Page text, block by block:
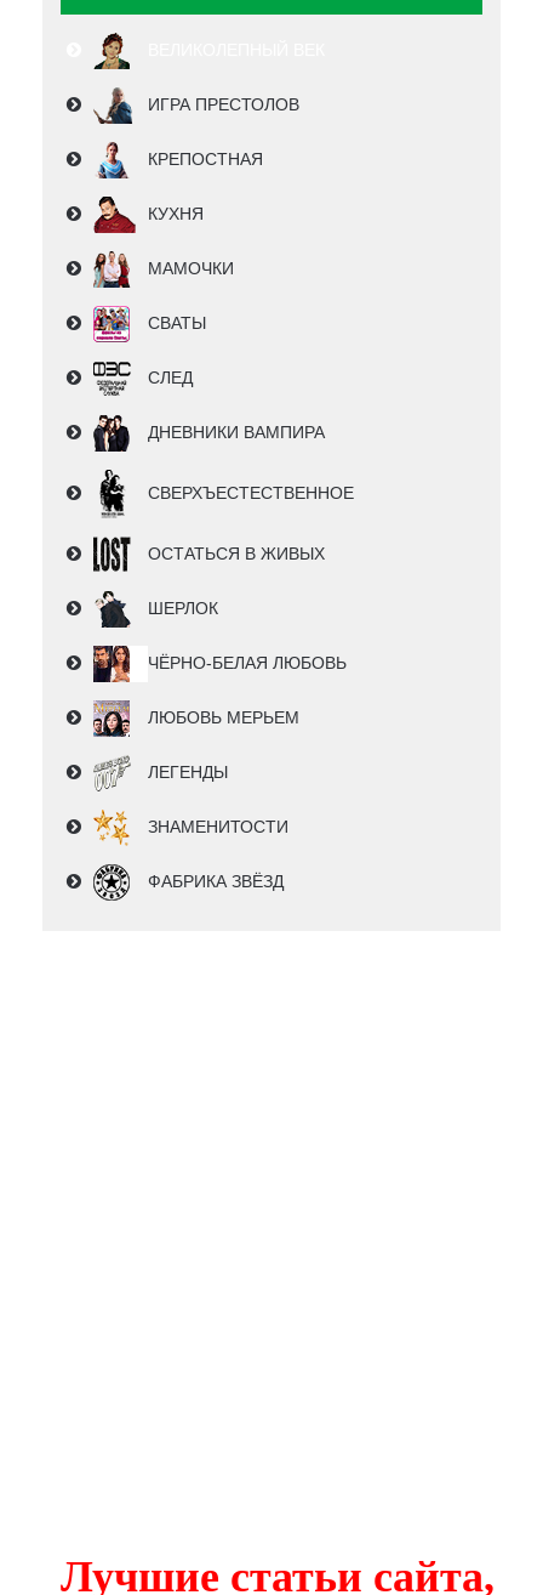
ИГРА ПРЕСТОЛОВ
КРЕПОСТНАЯ
КУХНЯ
МАМОЧКИ
СВАТЫ
СЛЕД
ДНЕВНИКИ ВАМПИРА
СВЕРХЪЕСТЕСТВЕННОЕ
ОСТАТЬСЯ В ЖИВЫХ
ШЕРЛОК
ЧЁРНО-БЕЛАЯ ЛЮБОВЬ
ЛЮБОВЬ МЕРЬЕМ
ЛЕГЕНДЫ
ЗНАМЕНИТОСТИ
ФАБРИКА ЗВЁЗД
Лучшие статьи сайта,